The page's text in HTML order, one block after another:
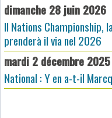
dimanche 28 juin 2026
Il Nations Championship,
prenderà il via nel 2026
mardi 2 décembre 2025
National : Y en a-t-il